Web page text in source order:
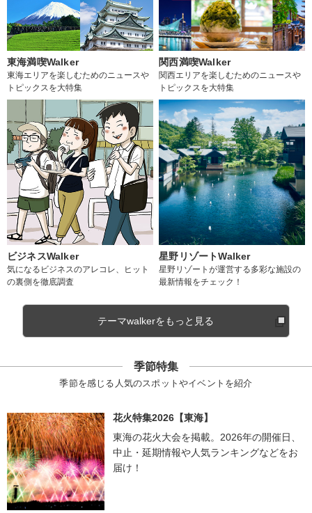
東海満喫Walker
東海エリアを楽しむためのニュースや
トピックスを大特集
関西満喫Walker
関西エリアを楽しむためのニュースや
トピックスを大特集
ビジネスWalker
気になるビジネスのアレコレ、ヒット
の裏側を徹底調査
星野リゾートWalker
星野リゾートが運営する多彩な施設の
最新情報をチェック！
テーマwalkerをもっと見る
季節特集
季節を感じる人気のスポットやイベントを紹介
花火特集2026【東海】
東海の花火大会を掲載。2026年の開催日、
中止・延期情報や人気ランキングなどをお
届け！